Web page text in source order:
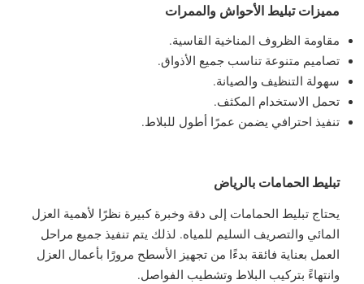
مميزات تبليط الأحواش والممرات
مقاومة الظروف المناخية القاسية.
تصاميم متنوعة تناسب جميع الأذواق.
سهولة التنظيف والصيانة.
تحمل الاستخدام المكثف.
تنفيذ احترافي يضمن عمرًا أطول للبلاط.
تبليط الحمامات بالرياض
يحتاج تبليط الحمامات إلى دقة وخبرة كبيرة نظرًا لأهمية العزل
المائي والتصريف السليم للمياه. لذلك يتم تنفيذ جميع مراحل
العمل بعناية فائقة بدءًا من تجهيز الأسطح مرورًا بأعمال العزل
وانتهاءً بتركيب البلاط وتشطيب الفواصل.